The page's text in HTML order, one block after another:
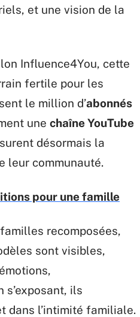
et une vision de la
Influence4You, cette
fertile pour les
le million d’abonnés
une chaîne YouTube
désormais la
leur communauté.
pour une famille
recomposées,
sont visibles,
s’exposant, ils
dans l’intimité familiale.